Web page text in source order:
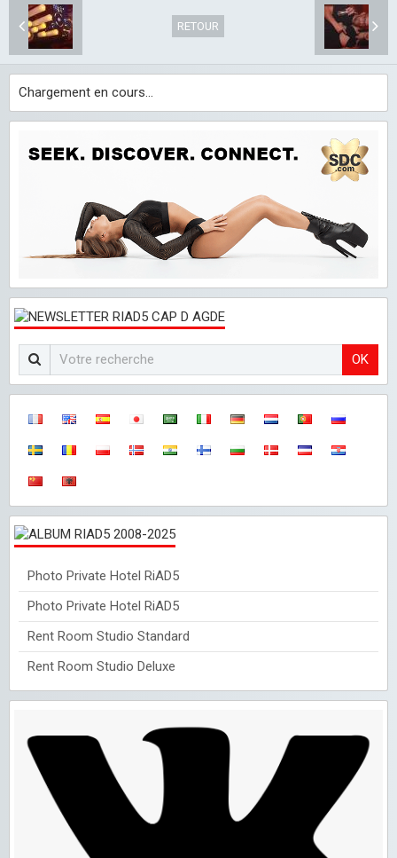
RETOUR
Chargement en cours...
OK
Photo Private Hotel RiAD5
Photo Private Hotel RiAD5
Rent Room Studio Standard
Rent Room Studio Deluxe